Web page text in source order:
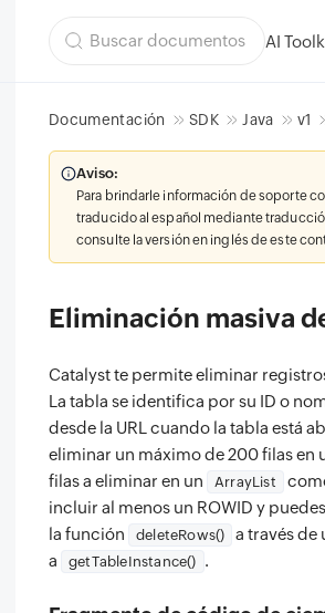
AI
Documentación SDK Java v1
Aviso:
Para brindarle información de soporte
traducido al español mediante
consulte la versión en inglés de este
Eliminación masiva
Catalyst te permite eliminar
La tabla se identifica por su ID o
desde la URL cuando la tabla está
eliminar un máximo de 200 filas en
filas a eliminar en un
ArrayList
incluir al menos un ROWID y
la función
deleteRows() a través de
a
getTableInstance() .